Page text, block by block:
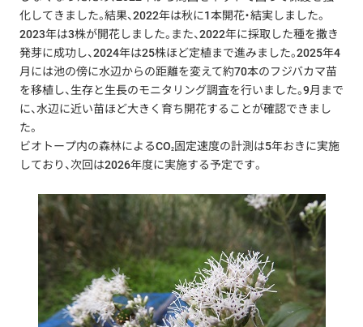
化してきました。結果、2022年は秋に1本開花・結実しました。
2023年は3株が開花しました。また、2022年に採取した種を撒き
発芽に成功し、2024年は25株ほど定植まで進みました。2025年4
月には池の傍に水辺からの距離を変えて約70本のフジバカマ苗
を移植し、生存と生長のモニタリング調査を行いました。9月まで
に、水辺に近い苗ほど大きく育ち開花することが確認できまし
た。
ビオトープ内の森林によるCO2 固定速度の計測は5年おきに実施
しており、次回は2026年度に実施する予定です。